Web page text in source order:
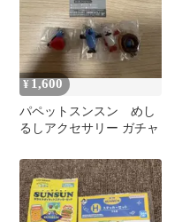
¥ 1,600
パペットスンスン めし
るしアクセサリー ガチャ